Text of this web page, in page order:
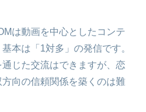
は動画を中心としたコンテ
本は「1対多」の発信です。
じた交流はできますが、恋
向の信頼関係を築くのは難